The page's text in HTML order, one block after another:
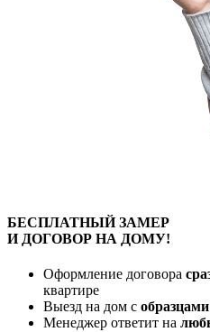
БЕСПЛАТНЫЙЗАМЕР
И ДОГОВОР НА ДОМУ!
Оформление договора
квартире
Выезд на дом с
Менеджер ответит на